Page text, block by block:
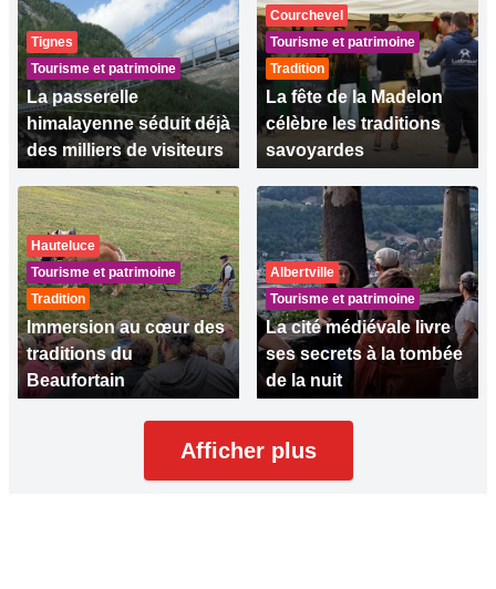
Tignes
Tourisme et patrimoine
La passerelle
himalayenne séduit déjà
des milliers de visiteurs
Courchevel
Tourisme et patrimoine
Tradition
La fête de la Madelon
célèbre les traditions
savoyardes
Hauteluce
Tourisme et patrimoine
Tradition
Immersion au cœur des
traditions du
Beaufortain
Albertville
Tourisme et patrimoine
La cité médiévale livre
ses secrets à la tombée
de la nuit
Afficher plus